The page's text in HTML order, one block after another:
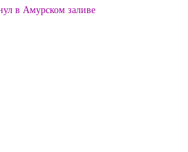
в Амурском заливе